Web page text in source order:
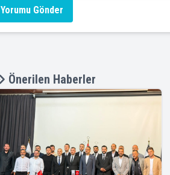
Yorumu Gönder
Önerilen Haberler